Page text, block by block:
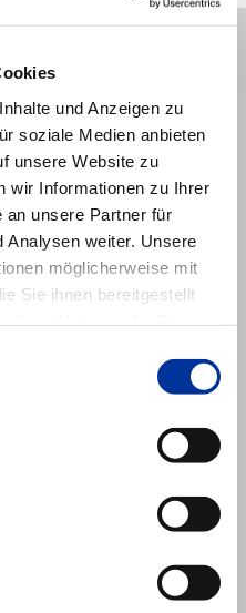
und Anzeigen zu
soziale Medien anbieten
unsere Website zu
wir Informationen zu Ihrer
an unsere Partner für
Analysen weiter. Unsere
möglicherweise mit
Sie ihnen bereitgestellt